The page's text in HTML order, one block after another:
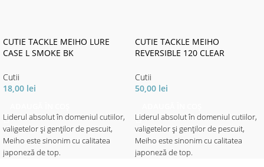
CUTIE TACKLE MEIHO LURE
CASE L SMOKE BK
Cutii
18,00 lei
Liderul absolut în domeniul cutiilor,
valigetelor și genților de pescuit,
Meiho este sinonim cu calitatea
japoneză de top.
CUTIE TACKLE MEIHO
REVERSIBLE 120 CLEAR
Cutii
50,00 lei
Liderul absolut în domeniul cutiilor,
valigetelor și genților de pescuit,
Meiho este sinonim cu calitatea
japoneză de top.